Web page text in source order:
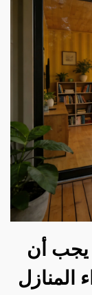
يجب أن
المنازل